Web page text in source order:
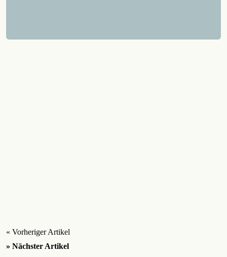
« Vorheriger Artikel
» Nächster Artikel